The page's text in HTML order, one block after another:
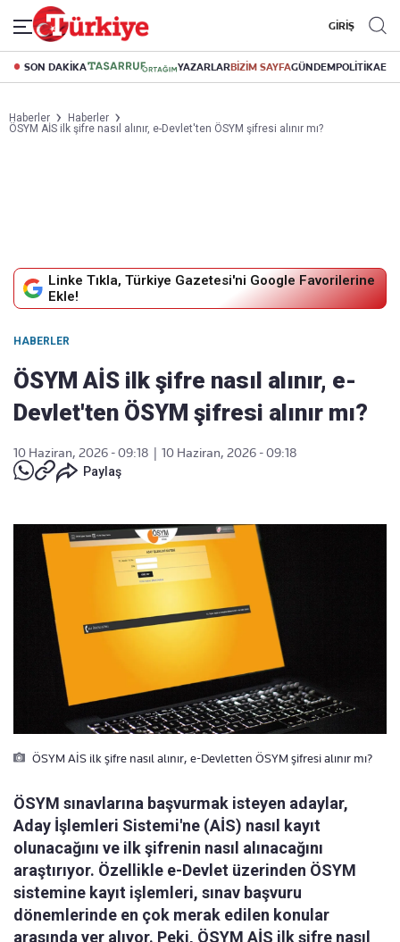
GİRİŞ
SON DAKİKA YAZARLARBİZİM SAYFAGÜNDEMPOLİTİKA
Haberler
Haberler
ÖSYM AİS ilk şifre nasıl alınır, e-Devlet'ten ÖSYM şifresi alınır mı?
Linke Tıkla, Türkiye Gazetesi'ni Google Favorilerine
Ekle!
HABERLER
ÖSYM AİS ilk şifre nasıl alınır, e-
Devlet'ten ÖSYM şifresi alınır mı?
10 Haziran, 2026 - 09:18
10 Haziran, 2026 - 09:18
Paylaş
ÖSYM AİS ilk şifre nasıl alınır, e-Devletten ÖSYM şifresi alınır mı?
ÖSYM sınavlarına başvurmak isteyen adaylar,
Aday İşlemleri Sistemi'ne (AİS) nasıl kayıt
olunacağını ve ilk şifrenin nasıl alınacağını
araştırıyor. Özellikle e-Devlet üzerinden ÖSYM
sistemine kayıt işlemleri, sınav başvuru
dönemlerinde en çok merak edilen konular
arasında yer alıyor. Peki, ÖSYM AİS ilk şifre nasıl